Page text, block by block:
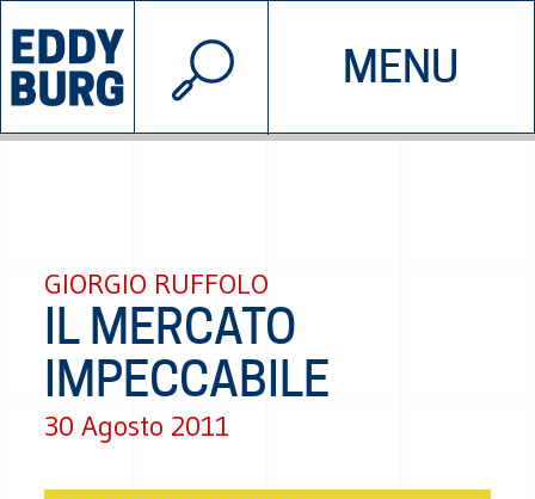
MENU
INIZIATIVE CHI SIAMO
© 2026 EDDYBURG
GIORGIO RUFFOLO
IL MERCATO
IMPECCABILE
30 Agosto 2011